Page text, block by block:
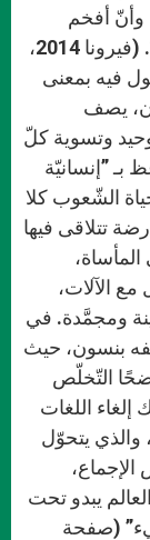
وأنّ أفخم
المظاهر الخارجيّة يَكمُن فيها إفساد خفيّ”. (فيرونا 2014،
فيه بمعنى
يصف
وتسوية كلّ
”إنسانيّة
الشّعوب كلا
تتلاقى فيها
مع الآلات،
ومجمَّدة. في
بنسون، حيث
التّخلّص
اللغات
والذي يتحوّل
يبدو تحت
(صفحة